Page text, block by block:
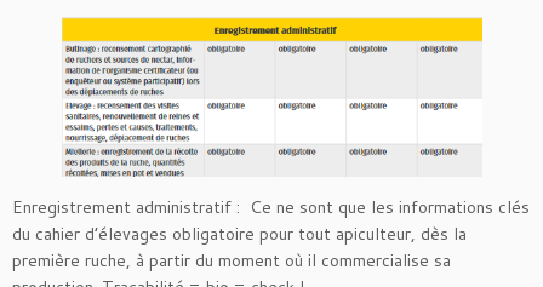
Enregistrement administratif : Ce ne sont que les informations clés
du cahier d’élevages obligatoire pour tout apiculteur, dès la
première ruche, à partir du moment où il commercialise sa